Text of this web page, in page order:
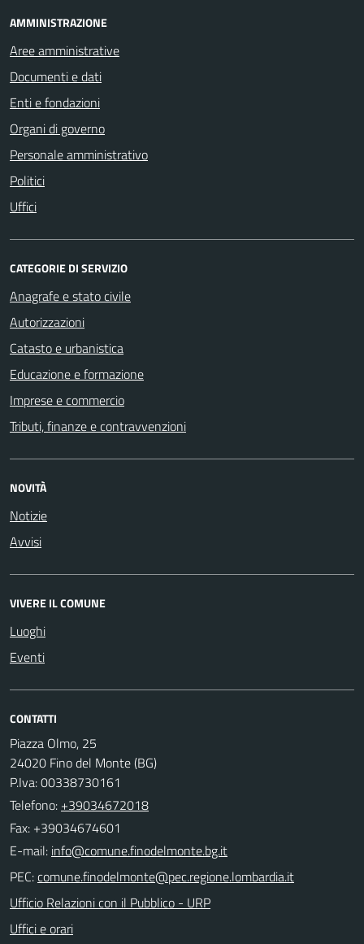
AMMINISTRAZIONE
Aree amministrative
Documenti e dati
Enti e fondazioni
Organi di governo
Personale amministrativo
Politici
Uffici
CATEGORIE DI SERVIZIO
Anagrafe e stato civile
Autorizzazioni
Catasto e urbanistica
Educazione e formazione
Imprese e commercio
Tributi, finanze e contravvenzioni
NOVITÀ
Notizie
Avvisi
VIVERE IL COMUNE
Luoghi
Eventi
CONTATTI
Piazza Olmo, 25
24020 Fino del Monte (BG)
P.Iva: 00338730161
Telefono: +39034672018
Fax: +39034674601
E-mail:
PEC:
Ufficio Relazioni con il Pubblico - URP
Uffici e orari